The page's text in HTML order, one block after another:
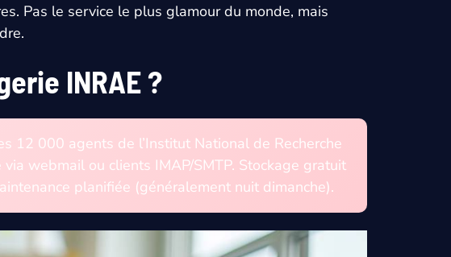
Pas le service le plus glamour du monde, mais
INRAE ?
12 000 agents de l’Institut National de Recherche
via webmail ou clients IMAP/SMTP. Stockage gratuit
planifiée (généralement nuit dimanche).